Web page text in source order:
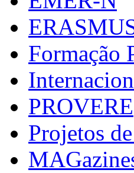
Formação
PROVERE
Projetos